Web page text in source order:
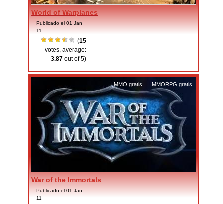
World of Warplanes
Publicado el 01 Jan
11
(15
votes, average:
3.87 out of 5)
MMO gratis MMORPG gratis
War of the Immortals
Publicado el 01 Jan
11